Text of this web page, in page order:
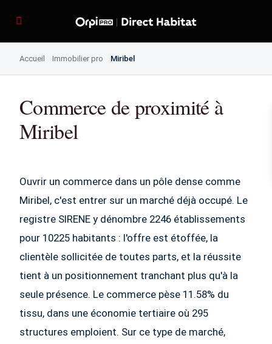
Accueil Immobilier pro Miribel
Commerce de proximité à
Miribel
Ouvrir un commerce dans un pôle dense comme
Miribel, c'est entrer sur un marché déjà occupé. Le
registre SIRENE y dénombre 2246 établissements
pour 10225 habitants : l'offre est étoffée, la
clientèle sollicitée de toutes parts, et la réussite
tient à un positionnement tranchant plus qu'à la
seule présence. Le commerce pèse 11.58% du
tissu, dans une économie tertiaire où 295
structures emploient. Sur ce type de marché,